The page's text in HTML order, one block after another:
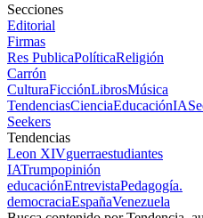
Secciones
Editorial
Firmas
Res PublicaPolíticaReligión
Carrón
CulturaFicciónLibrosMúsica
TendenciasCienciaEducaciónIA
Seekers
Tendencias
Leon XIVguerraestudiantes
IATrumpopinión
educaciónEntrevistaPedagogía.
democraciaEspañaVenezuela